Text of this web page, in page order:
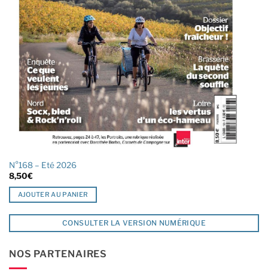
N°168 – Eté 2026
8,50€
AJOUTER AU PANIER
CONSULTER LA VERSION NUMÉRIQUE
NOS PARTENAIRES